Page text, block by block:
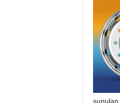
sunulan